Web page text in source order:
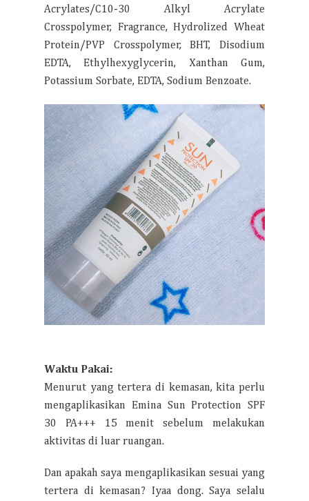
Acrylates/C10-30 Alkyl Acrylate
Crosspolymer, Fragrance, Hydrolized Wheat
Protein/PVP Crosspolymer, BHT, Disodium
EDTA, Ethylhexyglycerin, Xanthan Gum,
Potassium Sorbate, EDTA, Sodium Benzoate.
Waktu Pakai:
Menurut yang tertera di kemasan, kita perlu
mengaplikasikan Emina Sun Protection SPF
30 PA+++ 15 menit sebelum melakukan
aktivitas di luar ruangan.
Dan apakah saya mengaplikasikan sesuai yang
tertera di kemasan? Iyaa dong. Saya selalu